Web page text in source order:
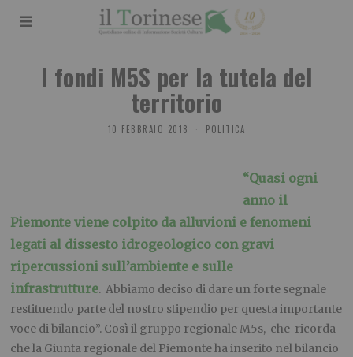
I fondi M5S per la tutela del
territorio
10 FEBBRAIO 2018 POLITICA
“Quasi ogni
anno il
Piemonte viene colpito da alluvioni e fenomeni
legati al dissesto idrogeologico con gravi
ripercussioni sull’ambiente e sulle
infrastrutture. Abbiamo deciso di dare un forte segnale
restituendo parte del nostro stipendio per questa importante
voce di bilancio”. Così il gruppo regionale M5s, che ricorda
che la Giunta regionale del Piemonte ha inserito nel bilancio